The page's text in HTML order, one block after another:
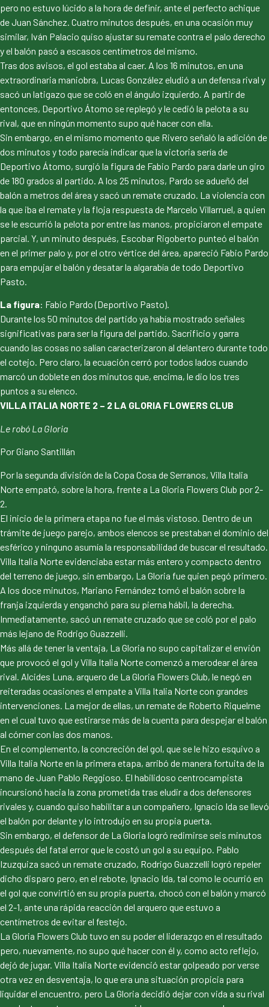
pero no estuvo lúcido a la hora de definir, ante el perfecto achique
de Juan Sánchez. Cuatro minutos después, en una ocasión muy
similar, Iván Palacio quiso ajustar su remate contra el palo derecho
y el balón pasó a escasos centímetros del mismo.
Tras dos avisos, el gol estaba al caer. A los 16 minutos, en una
extraordinaria maniobra, Lucas González eludió a un defensa rival y
sacó un latigazo que se coló en el ángulo izquierdo. A partir de
entonces, Deportivo Átomo se replegó y le cedió la pelota a su
rival, que en ningún momento supo qué hacer con ella.
Sin embargo, en el mismo momento que Rivero señaló la adición de
dos minutos y todo parecía indicar que la victoria sería de
Deportivo Átomo, surgió la figura de Fabio Pardo para darle un giro
de 180 grados al partido. A los 25 minutos, Pardo se adueñó del
balón a metros del área y sacó un remate cruzado. La violencia con
la que iba el remate y la floja respuesta de Marcelo Villarruel, a quien
se le escurrió la pelota por entre las manos, propiciaron el empate
parcial. Y, un minuto después, Escobar Rigoberto punteó el balón
en el primer palo y, por el otro vértice del área, apareció Fabio Pardo
para empujar el balón y desatar la algarabía de todo Deportivo
Pasto.
La figura: Fabio Pardo (Deportivo Pasto).
Durante los 50 minutos del partido ya había mostrado señales
significativas para ser la figura del partido. Sacrificio y garra
cuando las cosas no salían caracterizaron al delantero durante todo
el cotejo. Pero claro, la ecuación cerró por todos lados cuando
marcó un doblete en dos minutos que, encima, le dio los tres
puntos a su elenco.
VILLA ITALIA NORTE 2 – 2 LA GLORIA FLOWERS CLUB
Le robó La Gloria
Por Giano Santillán
Por la segunda división de la Copa Cosa de Serranos, Villa Italia
Norte empató, sobre la hora, frente a La Gloria Flowers Club por 2-
2.
El inicio de la primera etapa no fue el más vistoso. Dentro de un
trámite de juego parejo, ambos elencos se prestaban el dominio del
esférico y ninguno asumía la responsabilidad de buscar el resultado.
Villa Italia Norte evidenciaba estar más entero y compacto dentro
del terreno de juego, sin embargo, La Gloria fue quien pegó primero.
A los doce minutos, Mariano Fernández tomó el balón sobre la
franja izquierda y enganchó para su pierna hábil, la derecha.
Inmediatamente, sacó un remate cruzado que se coló por el palo
más lejano de Rodrigo Guazzelli.
Más allá de tener la ventaja, La Gloria no supo capitalizar el envión
que provocó el gol y Villa Italia Norte comenzó a merodear el área
rival. Alcides Luna, arquero de La Gloria Flowers Club, le negó en
reiteradas ocasiones el empate a Villa Italia Norte con grandes
intervenciones. La mejor de ellas, un remate de Roberto Riquelme
en el cual tuvo que estirarse más de la cuenta para despejar el balón
al córner con las dos manos.
En el complemento, la concreción del gol, que se le hizo esquivo a
Villa Italia Norte en la primera etapa, arribó de manera fortuita de la
mano de Juan Pablo Reggioso. El habilidoso centrocampista
incursionó hacia la zona prometida tras eludir a dos defensores
rivales y, cuando quiso habilitar a un compañero, Ignacio Ida se llevó
el balón por delante y lo introdujo en su propia puerta.
Sin embargo, el defensor de La Gloria logró redimirse seis minutos
después del fatal error que le costó un gol a su equipo. Pablo
Izuzquiza sacó un remate cruzado, Rodrigo Guazzelli logró repeler
dicho disparo pero, en el rebote, Ignacio Ida, tal como le ocurrió en
el gol que convirtió en su propia puerta, chocó con el balón y marcó
el 2-1, ante una rápida reacción del arquero que estuvo a
centímetros de evitar el festejo.
La Gloria Flowers Club tuvo en su poder el liderazgo en el resultado
pero, nuevamente, no supo qué hacer con él y, como acto reflejo,
dejó de jugar. Villa Italia Norte evidenció estar golpeado por verse
otra vez en desventaja, lo que era una situación propicia para
liquidar el encuentro, pero La Gloria decidió dejar con vida a su rival